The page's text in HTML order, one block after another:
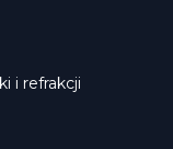
i refrakcji